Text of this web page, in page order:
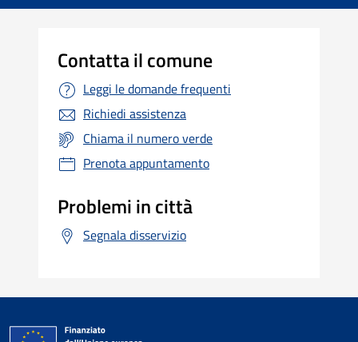
Contatta il comune
Leggi le domande frequenti
Richiedi assistenza
Chiama il numero verde
Prenota appuntamento
Problemi in città
Segnala disservizio